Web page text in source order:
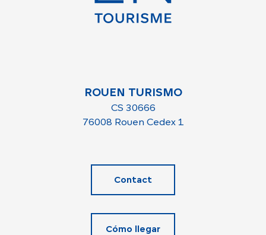
ROUEN TURISMO
CS 30666
76008 Rouen Cedex 1
Contact
Cómo llegar